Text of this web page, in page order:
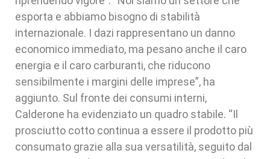
esporta e abbiamo bisogno di stabilità
internazionale. I dazi rappresentano un danno
economico immediato, ma pesano anche il caro
energia e il caro carburanti, che riducono
sensibilmente i margini delle imprese”, ha
aggiunto. Sul fronte dei consumi interni,
Calderone ha evidenziato un quadro stabile. “Il
prosciutto cotto continua a essere il prodotto più
consumato grazie alla sua versatilità, seguito dal